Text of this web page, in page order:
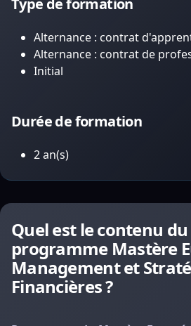
Type de formation
Alternance : contrat
Alternance : contrat de
Initial
Durée de formation
2 an(s)
Quel est le contenu du
programme Mastère
Management et
Financières ?